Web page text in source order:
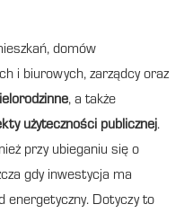
domów
i biurowych, zarządcy oraz
, a także
użyteczności publicznej.
przy ubieganiu się o
gdy inwestycja ma
energetyczny. Dotyczy to